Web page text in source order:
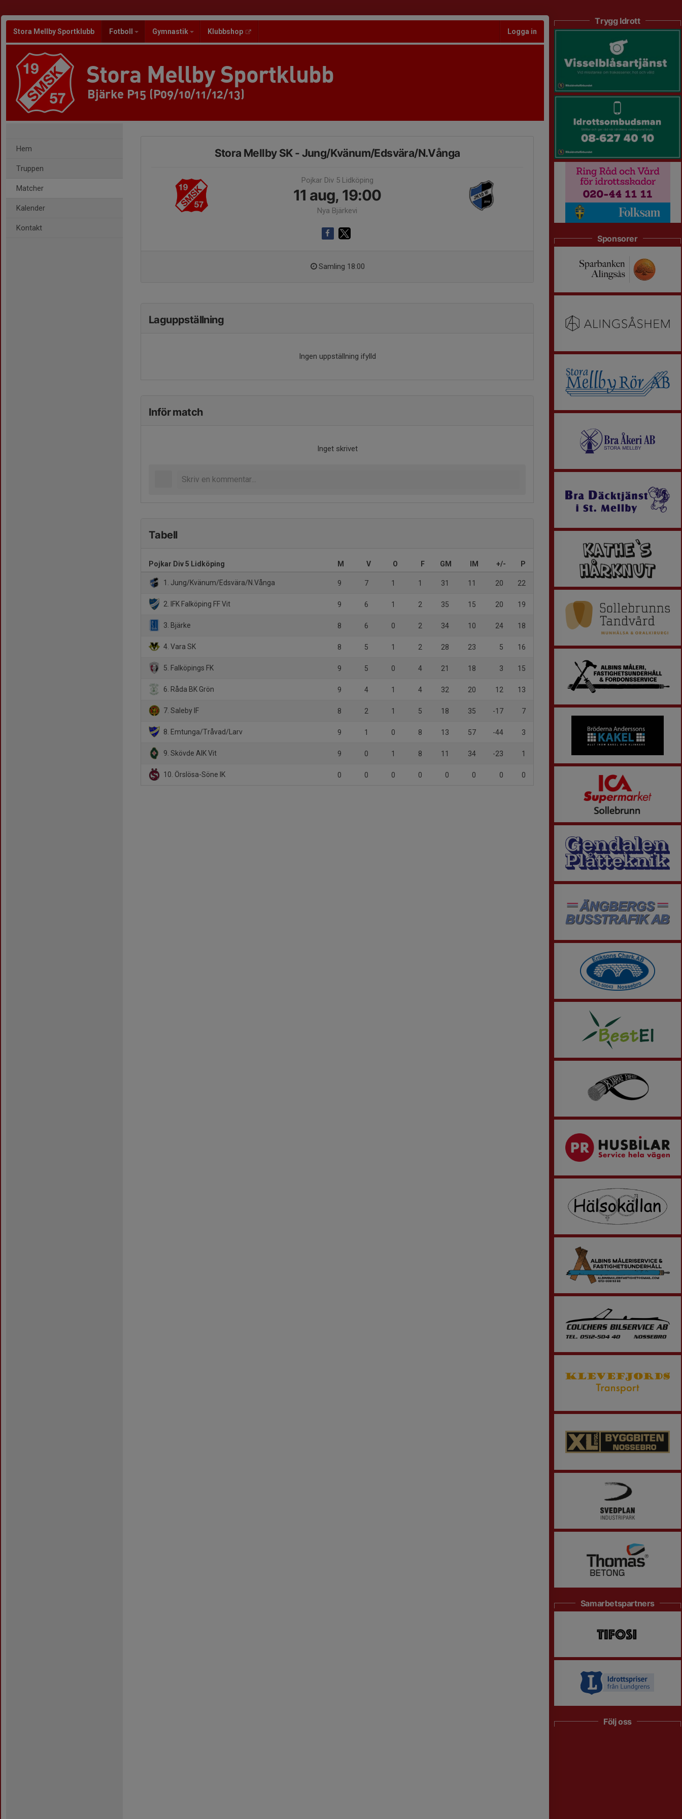
Stora Mellby Sportklubb Fotboll Gymnastik Klubbshop Logga in
Stora Mellby Sportklubb
Bjärke P15 (P09/10/11/12/13)
Hem
Truppen
Matcher
Kalender
Kontakt
Stora Mellby SK - Jung/Kvänum/Edsvära/N.Vånga
Pojkar Div 5 Lidköping
11 aug, 19:00
Nya Bjärkevi
Samling 18:00
Laguppställning
Ingen uppställning ifylld
Inför match
Inget skrivet
Tabell
Pojkar Div 5 Lidköping M V O F GM IM +/- P
1. Jung/Kvänum/Edsvära/N.Vånga 9 7 1 1 31 11 20 22
2. IFK Falköping FF Vit 9 6 1 2 35 15 20 19
3. Bjärke 8 6 0 2 34 10 24 18
4. Vara SK 8 5 1 2 28 23 5 16
5. Falköpings FK 9 5 0 4 21 18 3 15
6. Råda BK Grön 9 4 1 4 32 20 12 13
7. Saleby IF 8 2 1 5 18 35 -17 7
8. Emtunga/Tråvad/Larv 9 1 0 8 13 57 -44 3
9. Skövde AIK Vit 9 0 1 8 11 34 -23 1
10. Örslösa-Söne IK 0 0 0 0 0 0 0 0
Trygg Idrott
Sponsorer
Samarbetspartners
Följ oss